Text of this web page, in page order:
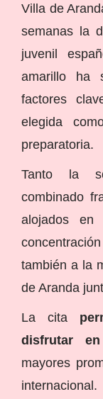
Villa de
semanas la
juvenil
amarillo ha
factores
elegida
preparatoria.
Tanto la
combinado
alojados
también a la
de Aranda
La cita
disfrutar
mayores